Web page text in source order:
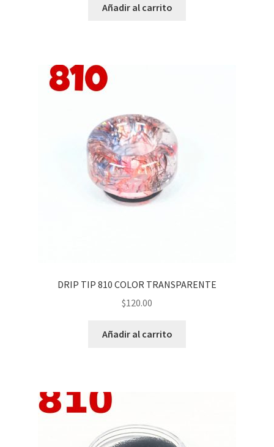
Añadir al carrito
DRIP TIP 810 COLOR TRANSPARENTE
$120.00
Añadir al carrito